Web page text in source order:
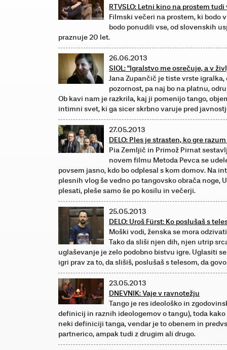
RTVSLO: Letni kino na prostem
Filmski večeri na prostem, ki bodo
bodo ponudili vse, od slovenskih
praznuje 20 let.
26.06.2013
SIOL: "Igralstvo me osrečuje, a v
Jana Zupančič je tiste vrste
pozornost, pa naj bo na platnu,
Ob kavi nam je razkrila, kaj ji pomenijo tango,
intimni svet, ki ga sicer skrbno varuje pred
27.05.2013
DELO: Ples je strasten, ko gre
Pia Zemljič in Primož Pirnat
novem filmu Metoda Pevca se
povsem jasno, kdo bo odplesal s kom domov. Na
plesnih vlog še vedno po tangovsko obrača noge,
plesati, pleše samo še po kosilu in večerji.
25.05.2013
DELO: Uroš Fürst: Ko poslušaš s
Moški vodi, ženska se mora
Tako da sliši njen dih, njen utrip
uglaševanje je zelo podobno bistvu igre. Uglasiti
igri prav za to, da slišiš, poslušaš s telesom, da
23.05.2013
DNEVNIK: Vaje v ravnotežju
Tango je res ideološko in
definicij in raznih ideologemov o tangu), toda
neki definiciji tanga, vendar je to obenem in
partnerico, ampak tudi z drugim ali drugo.